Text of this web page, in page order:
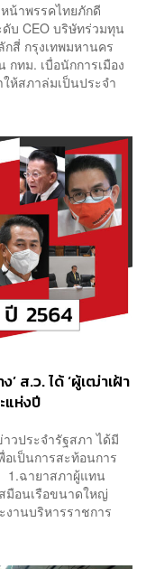
น้าพรรคไทยภักดี
บ CEO บริษัทร่วมทุน
สี่ กรุงเทพมหานคร
ทม. เบื่อนักการเมือง
ห้สภาล่มเป็นประจำ
ส.ว. ได้ ‘ผู้เฒ่าเฝ้า
แห่งปี
วประจำรัฐสภา ได้มี
เป็นการสะท้อนการ
ฉายาสภาผู้แทน
มือนเรือขนาดใหญ่
านบริหารราชการ